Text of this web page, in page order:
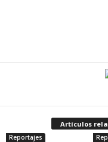
Artículos
Reportajes